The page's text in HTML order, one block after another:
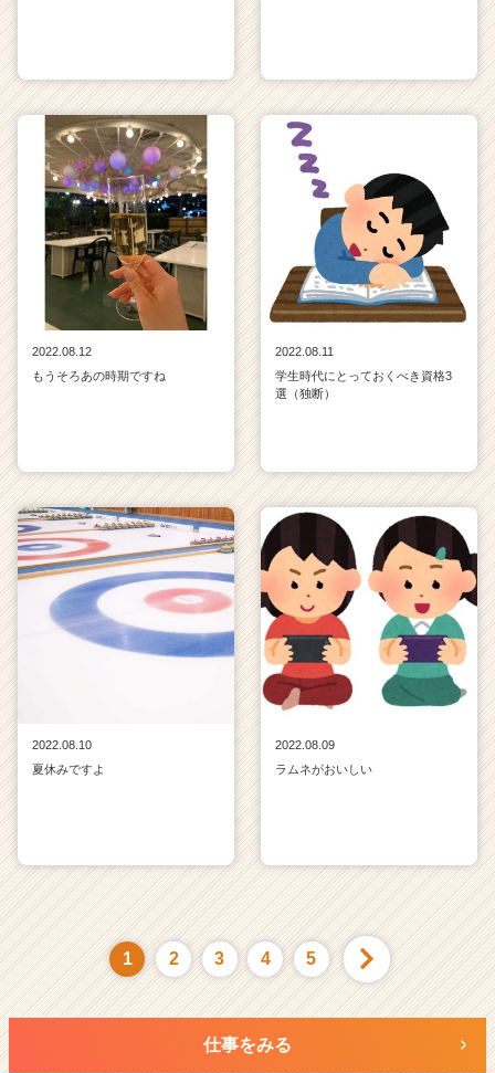
2022.08.12
もうそろあの時期ですね
2022.08.11
学生時代にとっておくべき資格3
選（独断）
2022.08.10
夏休みですよ
2022.08.09
ラムネがおいしい
1 2 3 4 5
仕事をみる